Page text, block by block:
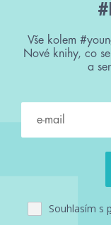
Vše kolem
Nové knihy, co
a
Souhlasím s